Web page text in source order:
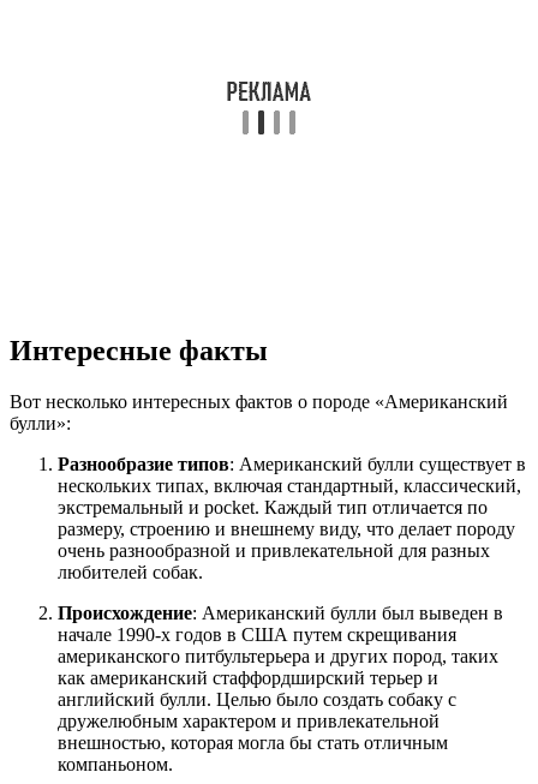
Интересные факты
Вот несколько интересных фактов о породе «Американский
булли»:
Разнообразие типов: Американский булли существует в
нескольких типах, включая стандартный, классический,
экстремальный и pocket. Каждый тип отличается по
размеру, строению и внешнему виду, что делает породу
очень разнообразной и привлекательной для разных
любителей собак.
Происхождение: Американский булли был выведен в
начале 1990-х годов в США путем скрещивания
американского питбультерьера и других пород, таких
как американский стаффордширский терьер и
английский булли. Целью было создать собаку с
дружелюбным характером и привлекательной
внешностью, которая могла бы стать отличным
компаньоном.